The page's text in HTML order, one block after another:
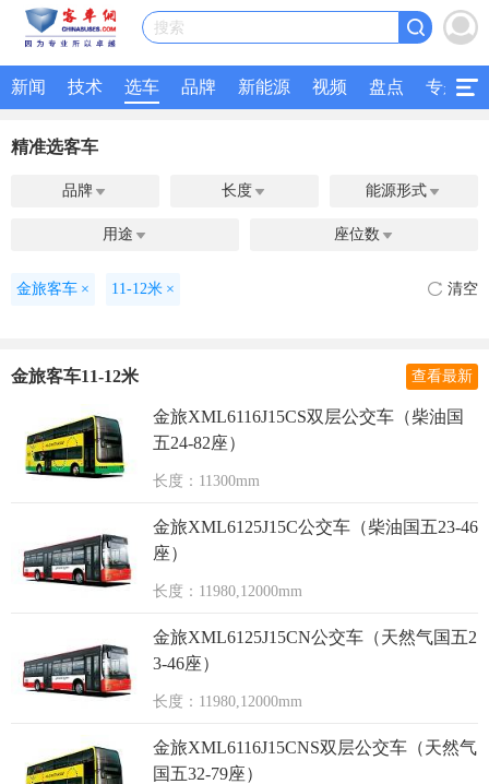
搜索
新闻 技术 选车 品牌 新能源 视频 盘点 专题
精准选客车
品牌  长度  能源形式 
用途  座位数 
金旅客车 × 11-12米 × 清空
金旅客车11-12米 查看最新
金旅XML6116J15CS双层公交车（柴油国
五24-82座）
长度：11300mm
金旅XML6125J15C公交车（柴油国五23-46
座）
长度：11980,12000mm
金旅XML6125J15CN公交车（天然气国五2
3-46座）
长度：11980,12000mm
金旅XML6116J15CNS双层公交车（天然气
国五32-79座）